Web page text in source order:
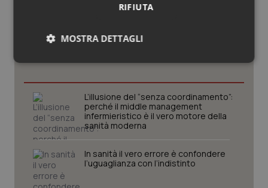
Potrebbe interessarti in
L’illusione del “senza coordinamento”:
perché il middle management
infermieristico è il vero motore della
sanità moderna
In sanità il vero errore è confondere
l’uguaglianza con l’indistinto
RIFIUTA
MOSTRA DETTAGLI
Necessari Statistici Marketing
I cookie necessari contribuiscono a rendere fruibile il
sito web abilitandone funzionalità di base quali la